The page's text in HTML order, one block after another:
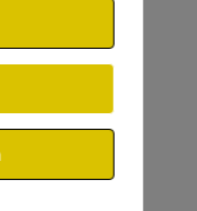
– sicherer
Verstand
sagte:Geh.
was ich